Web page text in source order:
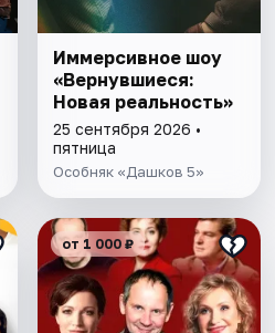
Иммерсивное шоу
«Вернувшиеся:
Новая реальность»
25 сентября 2026 •
пятница
Особняк «Дашков 5»
от 1 000 ₽